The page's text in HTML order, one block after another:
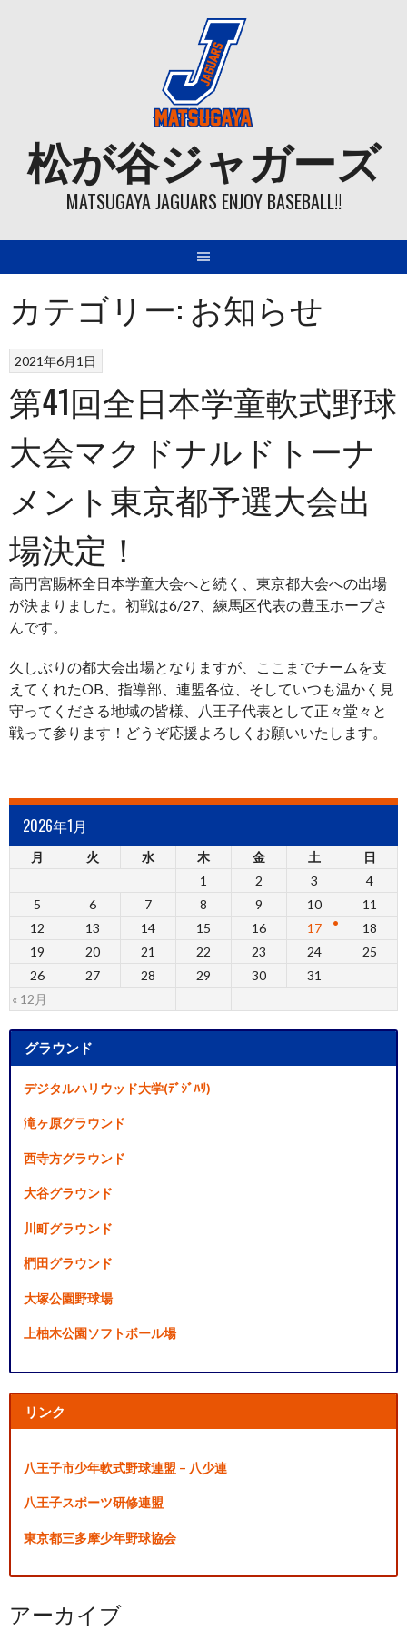
松が谷ジャガーズ
MATSUGAYA JAGUARS ENJOY BASEBALL!!
カテゴリー: お知らせ
2021年6月1日
第41回全日本学童軟式野球
大会マクドナルドトーナ
メント東京都予選大会出
場決定！
高円宮賜杯全日本学童大会へと続く、東京都大会への出場
が決まりました。初戦は6/27、練馬区代表の豊玉ホープさ
んです。
久しぶりの都大会出場となりますが、ここまでチームを支
えてくれたOB、指導部、連盟各位、そしていつも温かく見
守ってくださる地域の皆様、八王子代表として正々堂々と
戦って参ります！どうぞ応援よろしくお願いいたします。
2026年1月
月 火 水 木 金 土 日
« 12月
1 2 3
4
5
6 7 8 9 10
11
12
13 14 15 16 17
18
19
20 21 22 23 24
25
26
27 28 29 30 31
グラウンド
デジタルハリウッド大学(ﾃﾞｼﾞﾊﾘ)
滝ヶ原グラウンド
西寺方グラウンド
大谷グラウンド
川町グラウンド
椚田グラウンド
大塚公園野球場
上柚木公園ソフトボール場
リンク
八王子市少年軟式野球連盟 – 八少連
八王子スポーツ研修連盟
東京都三多摩少年野球協会
アーカイブ